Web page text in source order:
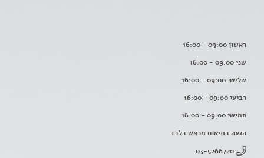
ראשון 09:00 - 16:00
שני 09:00 - 16:00
שלישי 09:00 - 16:00
רביעי 09:00 - 16:00
חמישי 09:00 - 16:00
הגעה בתיאום מראש בלבד
03-5266720